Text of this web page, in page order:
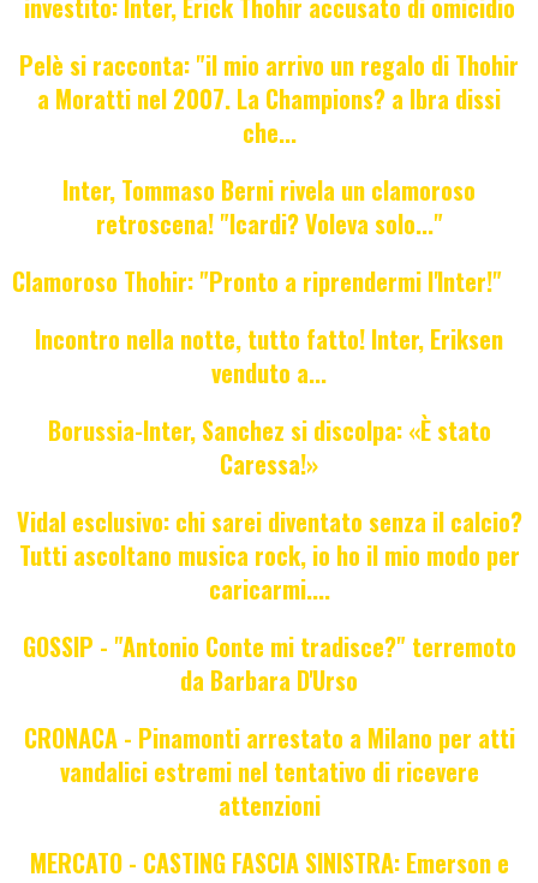
Pelè si racconta: "il mio arrivo un regalo di Thohir
a Moratti nel 2007. La Champions? a Ibra dissi
che...
Inter, Tommaso Berni rivela un clamoroso
retroscena! "Icardi? Voleva solo..."
Clamoroso Thohir: "Pronto a riprendermi l'Inter!"
Incontro nella notte, tutto fatto! Inter, Eriksen
venduto a...
Borussia-Inter, Sanchez si discolpa: «È stato
Caressa!»
Vidal esclusivo: chi sarei diventato senza il calcio?
Tutti ascoltano musica rock, io ho il mio modo per
caricarmi....
GOSSIP - "Antonio Conte mi tradisce?" terremoto
da Barbara D'Urso
CRONACA - Pinamonti arrestato a Milano per atti
vandalici estremi nel tentativo di ricevere
attenzioni
MERCATO - CASTING FASCIA SINISTRA: Emerson e